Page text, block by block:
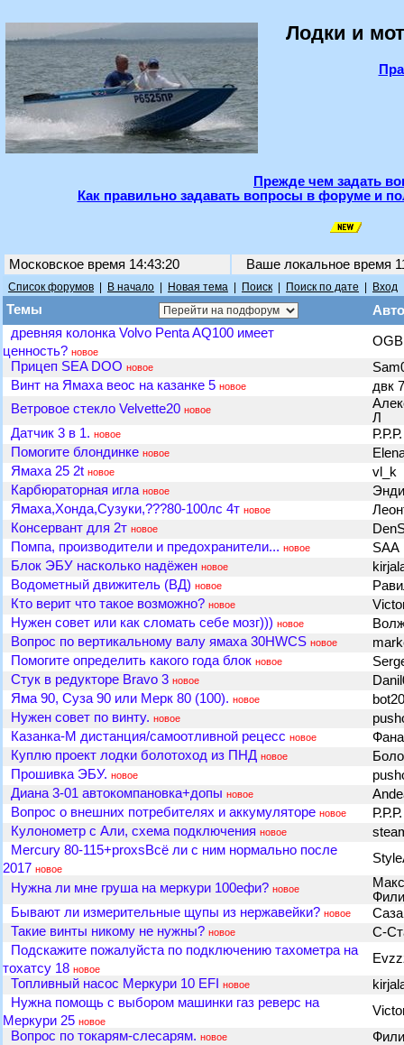
Лодки и
Прежде чем задать
Как правильно задавать вопросы в форуме и
Московское время 14:43:20 Ваше локальное время
Список форумов В начало Новая тема Поиск Поиск по дате Вход
Темы
древняя колонка Volvo Penta AQ100 имеет
ценность? новое
Прицеп SEA DOO новое
Винт на Ямаха веос на казанке 5 новое
двк
Ветровое стекло Velvette20 новое
Л
Датчик 3 в 1. новое
Помогите блондинке новое
Ямаха 25 2t новое
vl_k
Карбюраторная игла новое
Ямаха,Хонда,Сузуки,???80-100лс 4т новое
Консервант для 2т новое
Помпа, производители и предохранители... новое
SAA
Блок ЭБУ насколько надёжен новое
Водометный движитель (ВД) новое
Кто верит что такое возможно? новое
Нужен совет или как сломать себе мозг))) новое
Вопрос по вертикальному валу ямаха 30HWCS новое
Помогите определить какого года блок новое
Стук в редукторе Bravo 3 новое
Яма 90, Суза 90 или Мерк 80 (100). новое
Нужен совет по винту. новое
Казанка-М дистанция/самоотливной рецесс новое
Куплю проект лодки болотоход из ПНД новое
Прошивка ЭБУ. новое
Диана 3-01 автокомпановка+допы новое
Вопрос о внешних потребителях и аккумуляторе новое
Кулонометр с Али, схема подключения новое
Mercury 80-115+proxsВсё ли с ним нормально после
2017 новое
Нужна ли мне груша на меркури 100ефи? новое
Бывают ли измерительные щупы из нержавейки? новое
Такие винты никому не нужны? новое
С-
Подскажите пожалуйста по подключению тахометра на
тохатсу 18 новое
Топливный насос Меркури 10 EFI
новое
Нужна помощь с выбором машинки газ реверс на
Меркури 25 новое
Вопрос по токарям-слесарям. новое